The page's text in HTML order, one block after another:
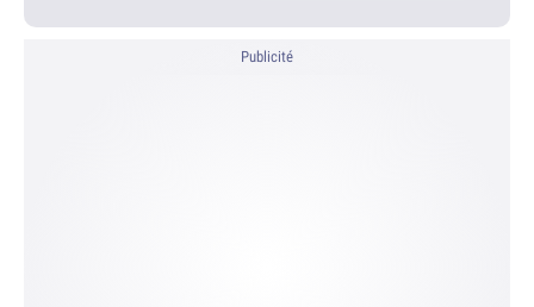
Publicité